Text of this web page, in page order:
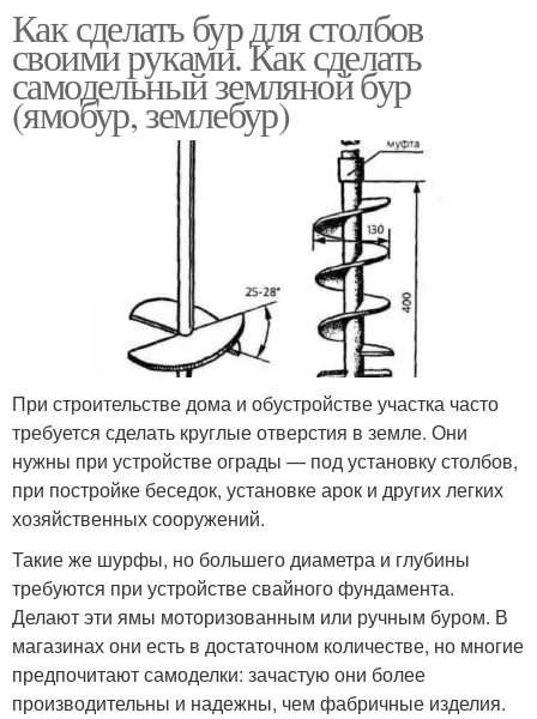
Как сделать бур для столбов
своими руками. Как сделать
самодельный земляной бур
(ямобур, землебур)
При строительстве дома и обустройстве участка часто
требуется сделать круглые отверстия в земле. Они
нужны при устройстве ограды — под установку столбов,
при постройке беседок, установке арок и других легких
хозяйственных сооружений.
Такие же шурфы, но большего диаметра и глубины
требуются при устройстве свайного фундамента.
Делают эти ямы моторизованным или ручным буром. В
магазинах они есть в достаточном количестве, но многие
предпочитают самоделки: зачастую они более
производительны и надежны, чем фабричные изделия.